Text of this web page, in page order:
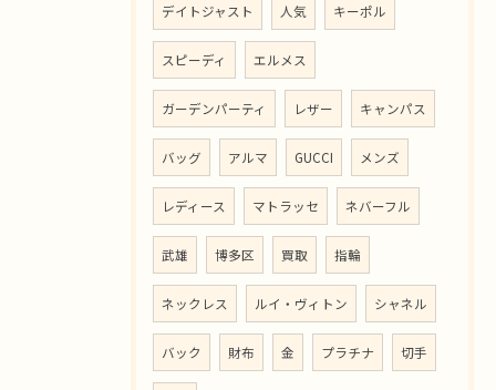
デイトジャスト 人気 キーポル
スピーディ エルメス
ガーデンパーティ レザー キャンパス
バッグ アルマ GUCCI メンズ
レディース マトラッセ ネバーフル
武雄 博多区 買取 指輪
ネックレス ルイ・ヴィトン シャネル
バック 財布 金 プラチナ 切手